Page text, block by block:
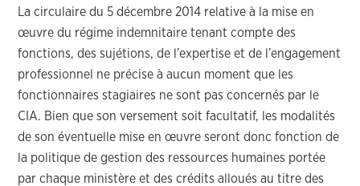
La circulaire du 5 décembre 2014 relative à la mise en
œuvre du régime indemnitaire tenant compte des
fonctions, des sujétions, de l’expertise et de l’engagement
professionnel ne précise à aucun moment que les
fonctionnaires stagiaires ne sont pas concernés par le
CIA. Bien que son versement soit facultatif, les modalités
de son éventuelle mise en œuvre seront donc fonction de
la politique de gestion des ressources humaines portée
par chaque ministère et des crédits alloués au titre des